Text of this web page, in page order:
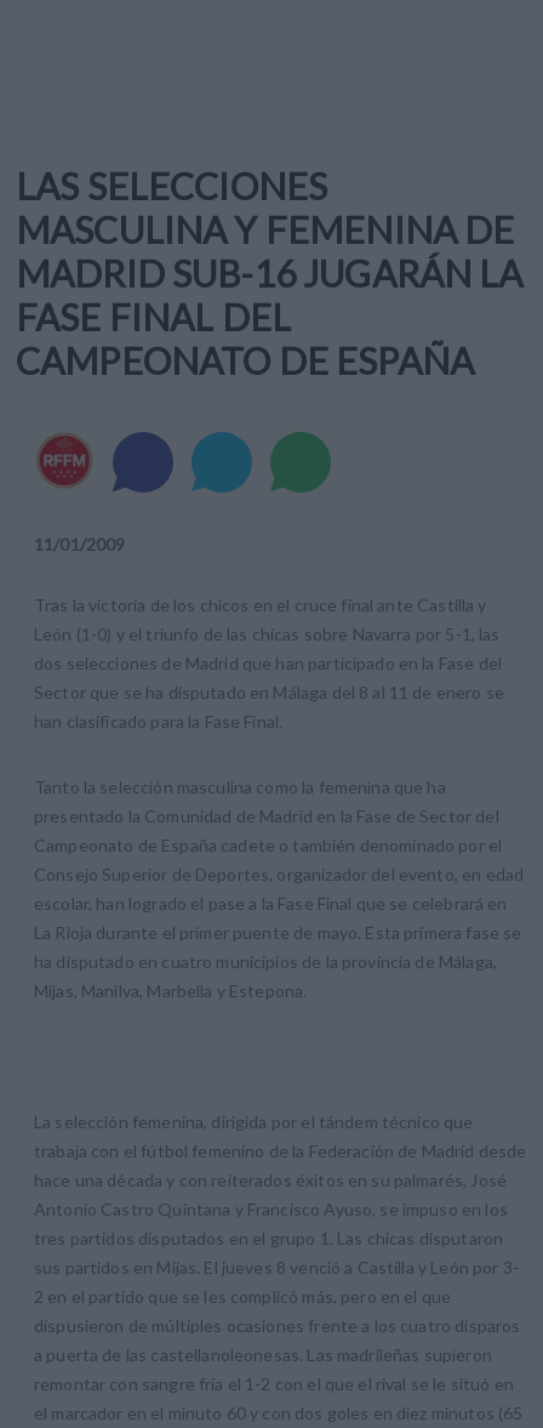
LAS SELECCIONES
MASCULINA Y FEMENINA DE
MADRID SUB-16 JUGARÁN LA
FASE FINAL DEL
CAMPEONATO DE ESPAÑA
11/01/2009
Tras la victoria de los chicos en el cruce final ante Castilla y
León (1-0) y el triunfo de las chicas sobre Navarra por 5-1, las
dos selecciones de Madrid que han participado en la Fase del
Sector que se ha disputado en Málaga del 8 al 11 de enero se
han clasificado para la Fase Final.
Tanto la selección masculina como la femenina que ha
presentado la Comunidad de Madrid en la Fase de Sector del
Campeonato de España cadete o también denominado por el
Consejo Superior de Deportes, organizador del evento, en edad
escolar, han logrado el pase a la Fase Final que se celebrará en
La Rioja durante el primer puente de mayo. Esta primera fase se
ha disputado en cuatro municipios de la provincia de Málaga,
Mijas, Manilva, Marbella y Estepona.
La selección femenina, dirigida por el tándem técnico que
trabaja con el fútbol femenino de la Federación de Madrid desde
hace una década y con reiterados éxitos en su palmarés, José
Antonio Castro Quintana y Francisco Ayuso, se impuso en los
tres partidos disputados en el grupo 1. Las chicas disputaron
sus partidos en Mijas. El jueves 8 venció a Castilla y León por 3-
2 en el partido que se les complicó más, pero en el que
dispusieron de múltiples ocasiones frente a los cuatro disparos
a puerta de las castellanoleonesas. Las madrileñas supieron
remontar con sangre fría el 1-2 con el que el rival se le situó en
el marcador en el minuto 60 y con dos goles en diez minutos (65